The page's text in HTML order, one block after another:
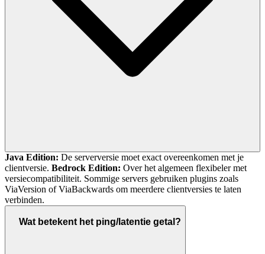
Java Edition: De serverversie moet exact overeenkomen met je
clientversie. Bedrock Edition: Over het algemeen flexibeler met
versiecompatibiliteit. Sommige servers gebruiken plugins zoals
ViaVersion of ViaBackwards om meerdere clientversies te laten
verbinden.
Wat betekent het ping/latentie getal?